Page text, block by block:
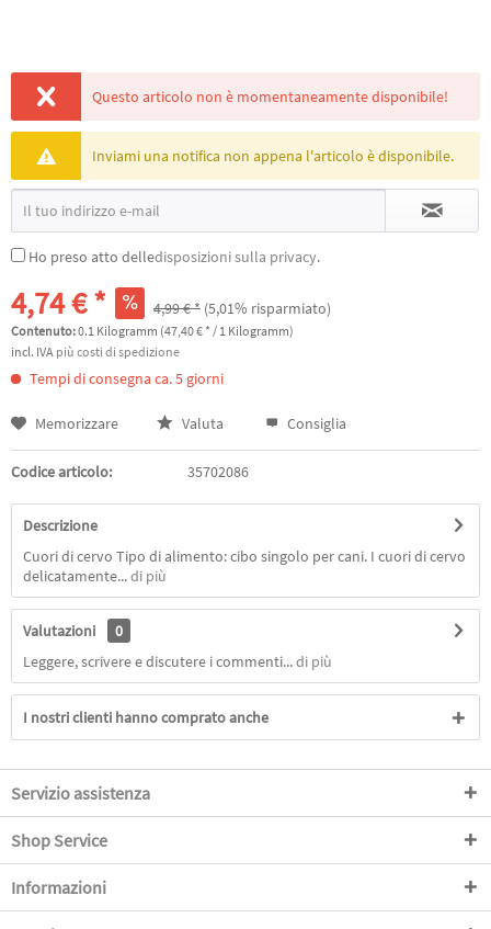
Questo articolo non è momentaneamente disponibile!
Inviami una notifica non appena l'articolo è disponibile.
Ho preso atto delledisposizioni sulla privacy.
4,74 € * 4,99 € * (5,01% risparmiato)
Contenuto:0.1 Kilogramm (47,40 € * / 1 Kilogramm)
incl. IVA più costi di spedizione
Tempi di consegna ca. 5 giorni
Memorizzare Valuta Consiglia
Codice articolo: 35702086
Descrizione
Cuori di cervo Tipo di alimento: cibo singolo per cani. I cuori di cervo
delicatamente...di più
Valutazioni
0
Leggere, scrivere e discutere i commenti...di più
I nostri clienti hanno comprato anche
Servizio assistenza
Shop Service
Informazioni